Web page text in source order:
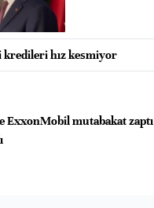
kredileri hız kesmiyor
ExxonMobil mutabakat zaptı